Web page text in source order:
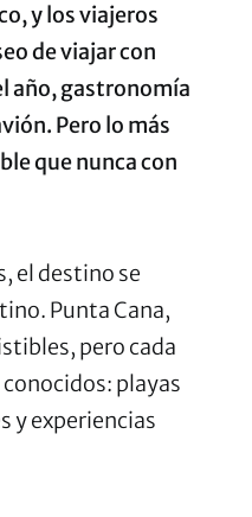
y los viajeros
de viajar con
año, gastronomía
Pero lo más
que nunca con
el destino se
Punta Cana,
pero cada
playas
y experiencias